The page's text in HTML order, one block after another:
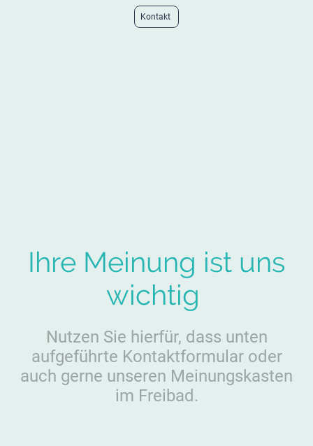
Kontakt
Ihre Meinung ist uns
wichtig
Nutzen Sie hierfür, dass unten
aufgeführte Kontaktformular oder
auch gerne unseren Meinungskasten
im Freibad.